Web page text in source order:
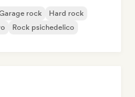
rock
Hard rock
Rock psichedelico